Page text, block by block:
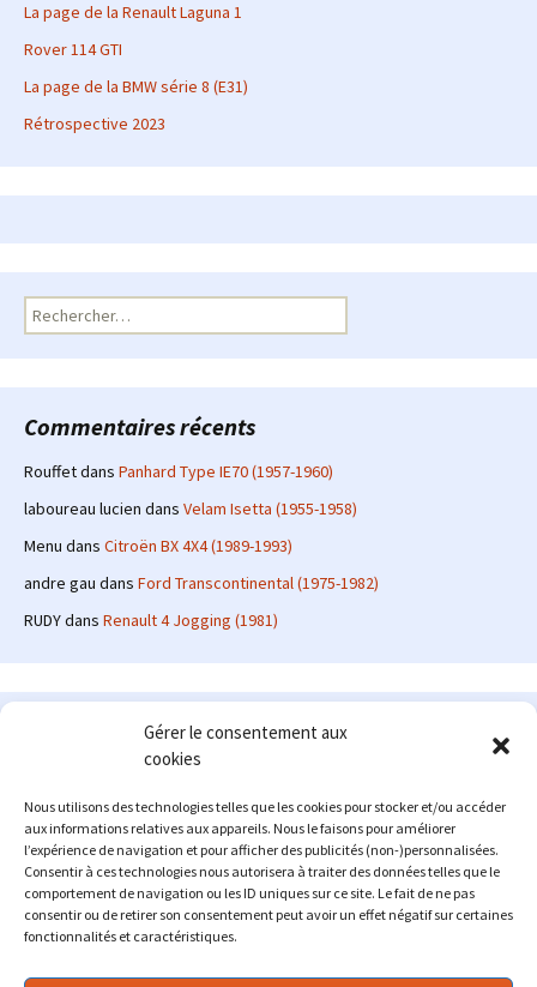
Gérer le consentement aux
cookies
Nous utilisons des technologies telles que les cookies pour stocker et/ou accéder
aux informations relatives aux appareils. Nous le faisons pour améliorer
l’expérience de navigation et pour afficher des publicités (non-)personnalisées.
Consentir à ces technologies nous autorisera à traiter des données telles que le
comportement de navigation ou les ID uniques sur ce site. Le fait de ne pas
consentir ou de retirer son consentement peut avoir un effet négatif sur certaines
fonctionnalités et caractéristiques.
La page de la Renault Laguna 1
Rover 114 GTI
La page de la BMW série 8 (E31)
Rétrospective 2023
Rechercher :
Commentaires récents
Rouffetdans Panhard Type IE70 (1957-1960)
laboureau lucien dans Velam Isetta (1955-1958)
Menu dans Citroën BX 4X4 (1989-1993)
andre gau dans Ford Transcontinental (1975-1982)
RUDYdans Renault 4 Jogging (1981)
Le site en quelques mots
: passionné d'automobile ancienne depuis de
nombreuses années, j'ai commencé à partager ma passion sur
internet à partir de 2009 au travers d'un blog qui a connu un relatif
succès. Fin 2013, je décide de prendre mon autonomie et me lancer
avec mon propre site : l'Automobile Ancienne.
Me contacter : alex(at)lautomobileancienne.com